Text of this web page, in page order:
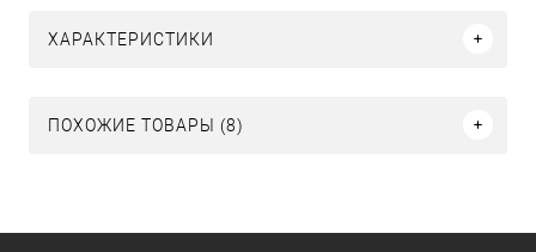
ХАРАКТЕРИСТИКИ
ПОХОЖИЕ ТОВАРЫ (8)